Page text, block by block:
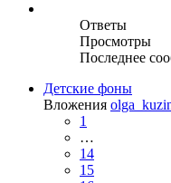
Ответы
Просмотры
Последнее
Детские фоны
Вложения
1
…
14
15